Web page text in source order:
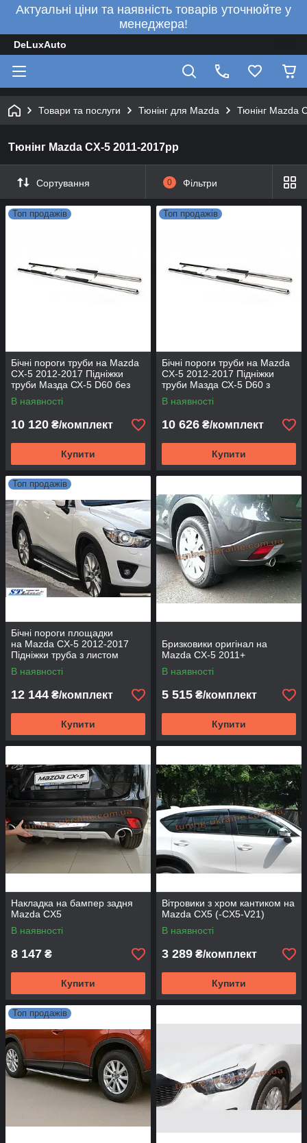
Актуальні ціни та наявність товарів уточнюйте у
менеджера!
DeLuxAuto
Товари та послуги Тюнінг для Mazda Тюнінг Mazda
Тюнінг Mazda CX-5 2011-2017рр
Сортування 0 Фільтри
Топ продажів
Бічні пороги труби на Mazda
CX-5 2012-2017 Підніжки
труби Мазда СХ-5 D60 без
накладок
В наявності
10 120 ₴/комплект
Купити
Топ продажів
Бічні пороги труби на Mazda
CX-5 2012-2017 Підніжки
труби Мазда СХ-5 D60 з
накладками
В наявності
10 626 ₴/комплект
Купити
Топ продажів
Бічні пороги площадки
на Mazda CX-5 2012-2017
Підніжки труба з листом
Мазда СХ-5 D60 Нерж
В наявності
12 144 ₴/комплект
Купити
Бризковики оригінал на
Mazda CX-5 2011+
В наявності
5 515 ₴/комплект
Купити
Накладка на бампер задня
Mazda CX5
В наявності
8 147 ₴
Купити
Вітровики з хром кантиком на
Mazda CX5 (-CX5-V21)
В наявності
3 289 ₴/комплект
Купити
Топ продажів